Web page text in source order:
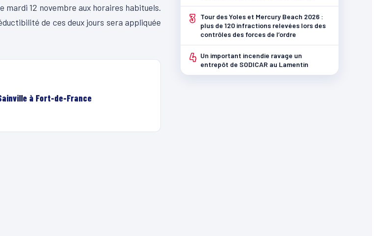
mardi 12 novembre aux horaires habituels.
de ces deux jours sera appliquée
à Fort-de-France
3
Tour des Yoles et Mercury Beach 2026 :
plus de 120 infractions relevées lors des
contrôles des forces de l’ordre
4 Un important incendie ravage un
entrepôt de SODICAR au Lamentin